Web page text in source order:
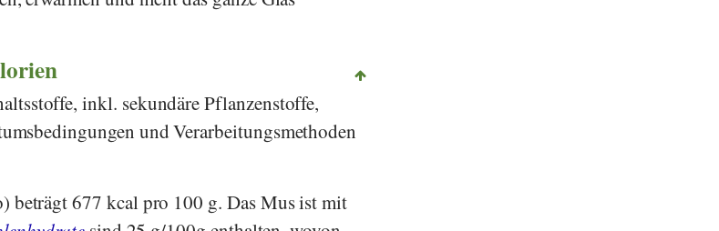
inkl. sekundäre Pflanzenstoffe,
und Verarbeitungsmethoden
beträgt 677 kcal pro 100 g. Das Mus ist mit